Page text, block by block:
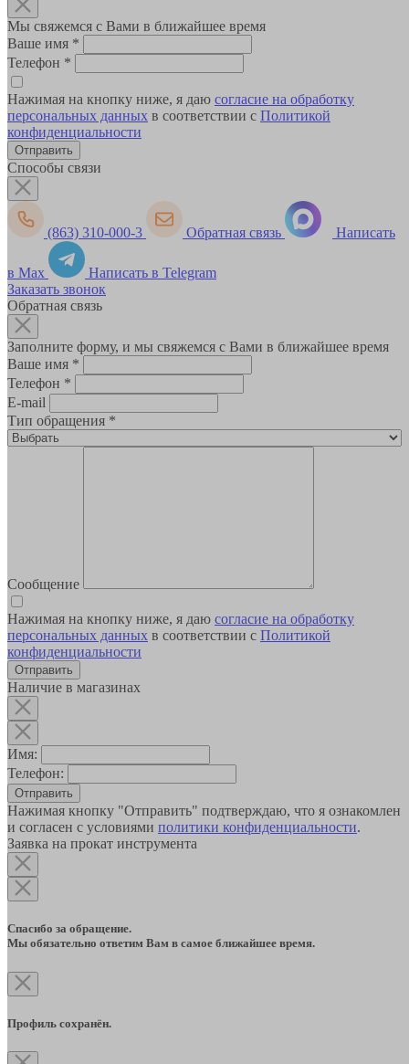
Мы свяжемся с Вами в ближайшее время
Ваше имя *
Телефон *
Нажимая на кнопку ниже, я даю согласие на обработку
персональных данных в соответствии с Политикой
конфиденциальности
Способы связи
(863) 310-000-3 Обратная связь Написать
в Max
Написать в Telegram
Заказать звонок
Обратная связь
Заполните форму, и мы свяжемся с Вами в ближайшее время
Ваше имя *
Телефон *
E-mail
Тип обращения *
Сообщение
Нажимая на кнопку ниже, я даю согласие на обработку
персональных данных в соответствии с Политикой
конфиденциальности
Наличие в магазинах
Имя:
Телефон:
Отправить
Нажимая кнопку "Отправить" подтверждаю, что я ознакомлен
и согласен с условиями политики конфиденциальности.
Заявка на прокат инструмента
Спасибо за обращение.
Мы обязательно ответим Вам в самое ближайшее время.
Профиль сохранён.